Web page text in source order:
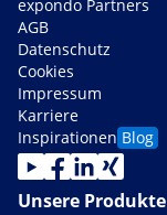
expondo Partners
AGB
Datenschutz
Cookies
Impressum
Karriere
Inspirationen Blog
Unsere Produkte